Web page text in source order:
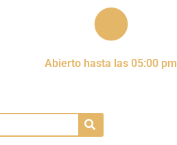
Abierto hasta las 05:00 pm